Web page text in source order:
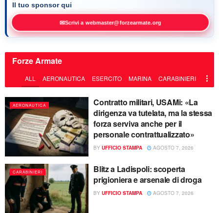
Il tuo sponsor qui
✉Scrivi a webmaster@forzearmate.org
Forze Armate
ALL AERONAUTICA ESERCITO MARINA CARABINIERI
AERONAUTICA
Contratto militari, USAMi: «La
dirigenza va tutelata, ma la stessa
forza serviva anche per il
personale contrattualizzato»
BY UFFICIO STAMPA AGOSTO 7, 2026
CARABINIERI
Blitz a Ladispoli: scoperta
prigioniera e arsenale di droga
BY UFFICIO STAMPA AGOSTO 7, 2026